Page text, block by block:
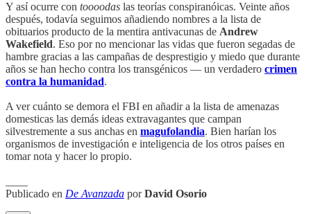
Y así ocurre con toooodas las teorías conspiranóicas. Veinte años
después, todavía seguimos añadiendo nombres a la lista de
obituarios producto de la mentira antivacunas de Andrew
Wakefield. Eso por no mencionar las vidas que fueron segadas de
hambre gracias a las campañas de desprestigio y miedo que durante
años se han hecho contra los transgénicos — un verdadero crimen
contra la humanidad.
A ver cuánto se demora el FBI en añadir a la lista de amenazas
domesticas las demás ideas extravagantes que campan
silvestremente a sus anchas en magufolandia. Bien harían los
organismos de investigación e inteligencia de los otros países en
tomar nota y hacer lo propio.
Publicado en De Avanzada porDavid Osorio